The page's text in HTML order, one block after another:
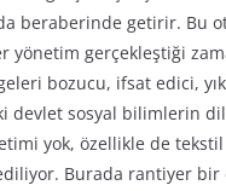
beraberinde getirir. Bu
yönetim gerçekleştiği
bozucu, ifsat edici,
devlet sosyal
yok, özellikle de
Burada rantiyer